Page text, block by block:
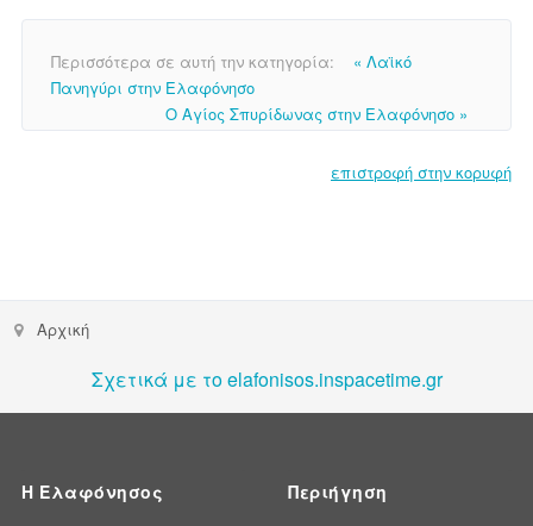
Περισσότερα σε αυτή την κατηγορία:
« Λαϊκό
Πανηγύρι στην Ελαφόνησο
Ο Αγίος Σπυρίδωνας στην Ελαφόνησο »
επιστροφή στην κορυφή
Αρχική
Σχετικά με το elafonisos.inspacetime.gr
Η Ελαφόνησος Περιήγηση